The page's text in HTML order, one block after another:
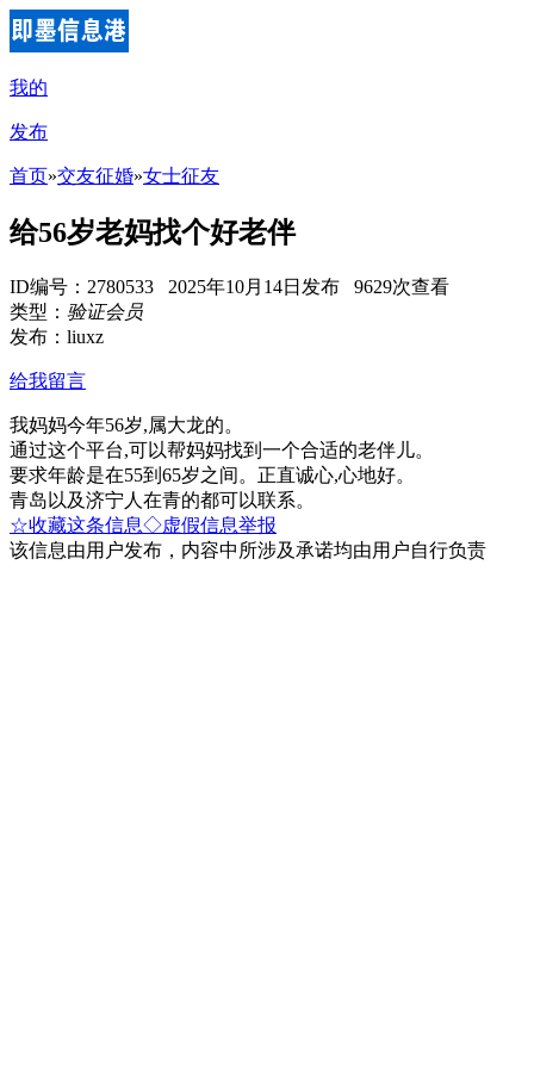
我的
发布
首页»交友征婚»女士征友
给56岁老妈找个好老伴
ID编号：2780533 2025年10月14日发布 9629次查看
类型： 验证会员
发布：liuxz
给我留言
我妈妈今年56岁,属大龙的。
通过这个平台,可以帮妈妈找到一个合适的老伴儿。
要求年龄是在55到65岁之间。正直诚心,心地好。
青岛以及济宁人在青的都可以联系。
☆收藏这条信息◇虚假信息举报
该信息由用户发布，内容中所涉及承诺均由用户自行负责